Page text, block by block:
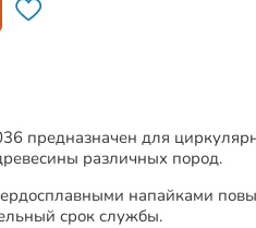
предназначен для
различных пород.
напайками
срок службы.